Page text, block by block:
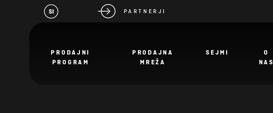
SI PARTNERJI
PRODAJNI
PROGRAM
PRODAJNA
MREŽA
SEJMI
O
NAS